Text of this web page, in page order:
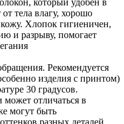
который удобен в
тела влагу, хорошо
кожу. Хлопок гигиеничен,
и разрыву, помогает
Рекомендуется
изделия с принтом)
30 градусов.
отличаться в
могут быть